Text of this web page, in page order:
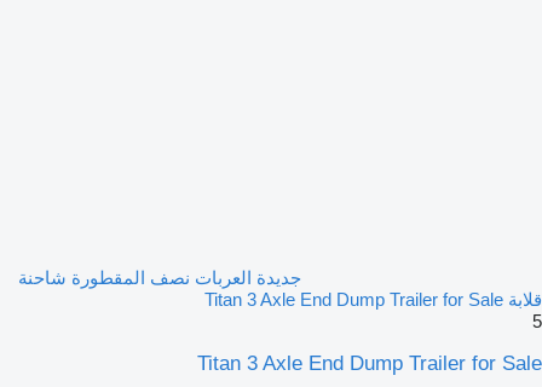
جديدة العربات نصف المقطورة شاحنة
قلابة Titan 3 Axle End Dump Trailer for Sale
5
Titan 3 Axle End Dump Trailer for Sale